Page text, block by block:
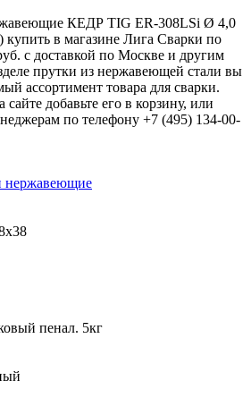
КЕДР TIG ER-308LSi Ø 4,0
в магазине Лига Сварки по
с доставкой по Москве и другим
прутки из нержавеющей стали вы
ассортимент товара для сварки.
сайте добавьте его в корзину, или
по телефону +7 (495) 134-00-
нержавеющие
пенал. 5кг